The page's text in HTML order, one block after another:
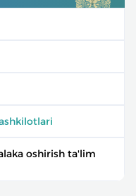
oshirish ta'lim